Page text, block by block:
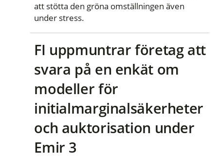
att stötta den gröna omställningen även
under stress.
FI uppmuntrar företag att
svara på en enkät om
modeller för
initialmarginalsäkerheter
och auktorisation under
Emir 3